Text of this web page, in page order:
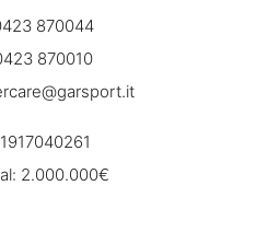
870044
870010
2.000.000€